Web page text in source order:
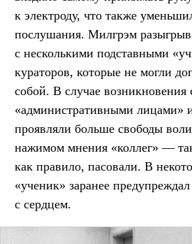
к электроду, что также
послушания. Милгрэм
с несколькими подставными
кураторов, которые не могли
собой. В случае
«административными лицами»
проявляли больше свободы
нажимом мнения «коллег» —
как правило, пасовали. В
«ученик» заранее
с сердцем.